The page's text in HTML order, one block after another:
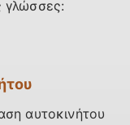
γλώσσες:
αυτοκινήτου